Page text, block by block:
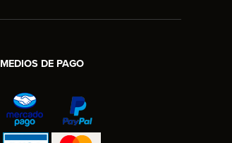
MEDIOS DE PAGO